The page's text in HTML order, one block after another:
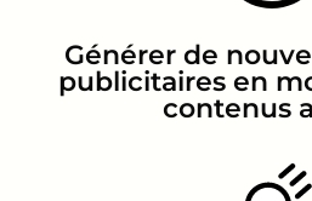
Générer de
publicitaires en
contenus